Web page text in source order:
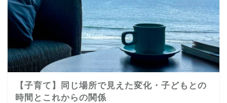
【子育て】同じ場所で見えた変化・子どもとの
時間とこれからの関係